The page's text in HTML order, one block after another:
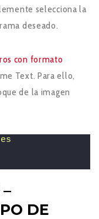
selecciona la
deseado.
con formato
Text. Para ello,
de la imagen
DE